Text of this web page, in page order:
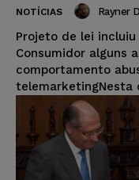
NOTÍCIAS Rayner
Projeto de lei
Consumidor alguns
comportamento
telemarketingNesta